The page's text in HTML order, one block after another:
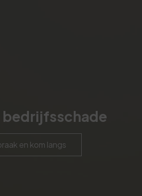
bedrijfsschade
en kom langs